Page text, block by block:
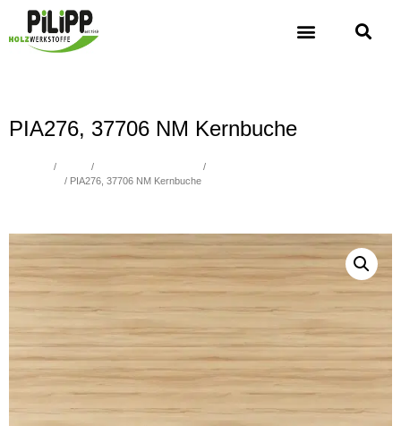
PIA276, 37706 NM Kernbuche
/ / /
/ PIA276, 37706 NM Kernbuche